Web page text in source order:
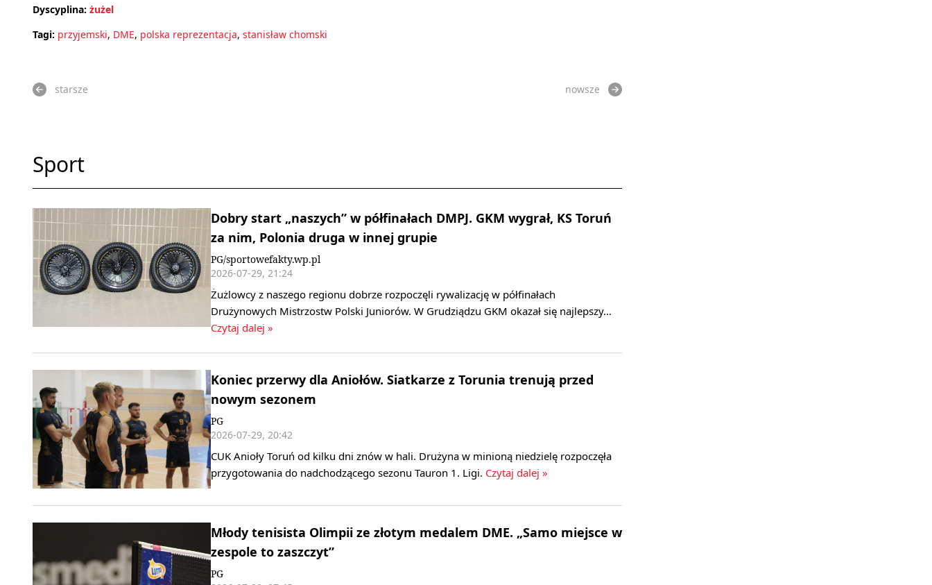
Dyscyplina: żużel
Tagi: przyjemski, DME, polska reprezentacja, stanisław chomski
starsze nowsze
Sport
Dobry start „naszych” w półfinałach DMPJ. GKM wygrał, KS Toruń
za nim, Polonia druga w innej grupie
PG/sportowefakty.wp.pl
2026-07-29, 21:24
Żużlowcy z naszego regionu dobrze rozpoczęli rywalizację w półfinałach
Drużynowych Mistrzostw Polski Juniorów. W Grudziądzu GKM okazał się najlepszy…
Czytaj dalej »
Koniec przerwy dla Aniołów. Siatkarze z Torunia trenują przed
nowym sezonem
PG
2026-07-29, 20:42
CUK Anioły Toruń od kilku dni znów w hali. Drużyna w minioną niedzielę rozpoczęła
przygotowania do nadchodzącego sezonu Tauron 1. Ligi. Czytaj dalej »
Młody tenisista Olimpii ze złotym medalem DME. „Samo miejsce w
zespole to zaszczyt”
PG